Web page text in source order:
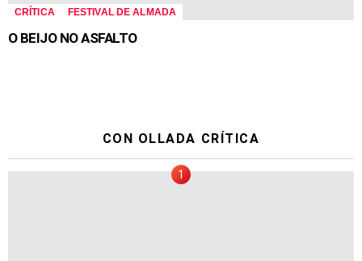
CRÍTICA FESTIVAL DE ALMADA
O BEIJO NO ASFALTO
CON OLLADA CRÍTICA